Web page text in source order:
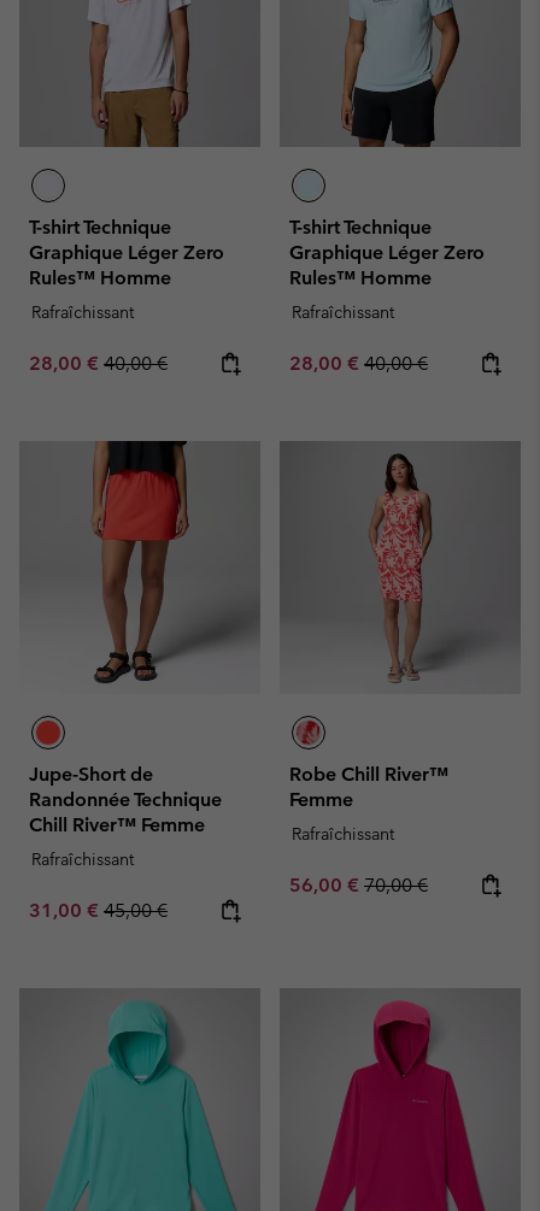
T-shirt Technique
Graphique Léger Zero
Rules™ Homme
Rafraîchissant
Sale price:
28,00 € Regular price:
40,00 €
T-shirt Technique
Graphique Léger Zero
Rules™ Homme
Rafraîchissant
Sale price:
28,00 € Regular price:
40,00 €
Jupe-Short de
Randonnée Technique
Chill River™ Femme
Rafraîchissant
Sale price:
31,00 € Regular price:
45,00 €
Robe Chill River™
Femme
Rafraîchissant
Sale price:
56,00 € Regular price:
70,00 €